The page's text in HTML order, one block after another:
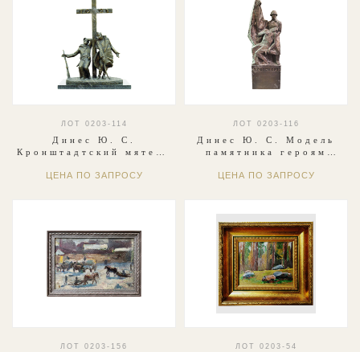
ЛОТ 0203-114
Динес Ю. С.
Кронштадтский мятеж.
2002
ЦЕНА ПО ЗАПРОСУ
ЛОТ 0203-116
Динес Ю. С. Модель
памятника героям
Отечественной войны
ЦЕНА ПО ЗАПРОСУ
ЛОТ 0203-156 ЛОТ 0203-54